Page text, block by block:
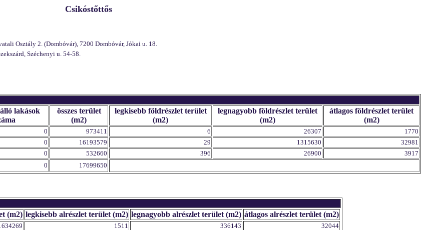
Csikóstőttős
Osztály 2. (Dombóvár), 7200 Dombóvár, Jókai u. 18.
Széchenyi u. 54-58.
lakások
összes terület
(m2)
legkisebb földrészlet terület
(m2)
legnagyobb földrészlet terület
(m2)
átlagos földrészlet terület
(m2)
0 973411 6 26307
1770
0 16193579 29 1315630
32981
0 532660 396 26900 3917
0 17699650
(m2) legkisebb alrészlet terület (m2) legnagyobb alrészlet terület (m2) átlagos alrészlet terület (m2)
1511 336143
32044